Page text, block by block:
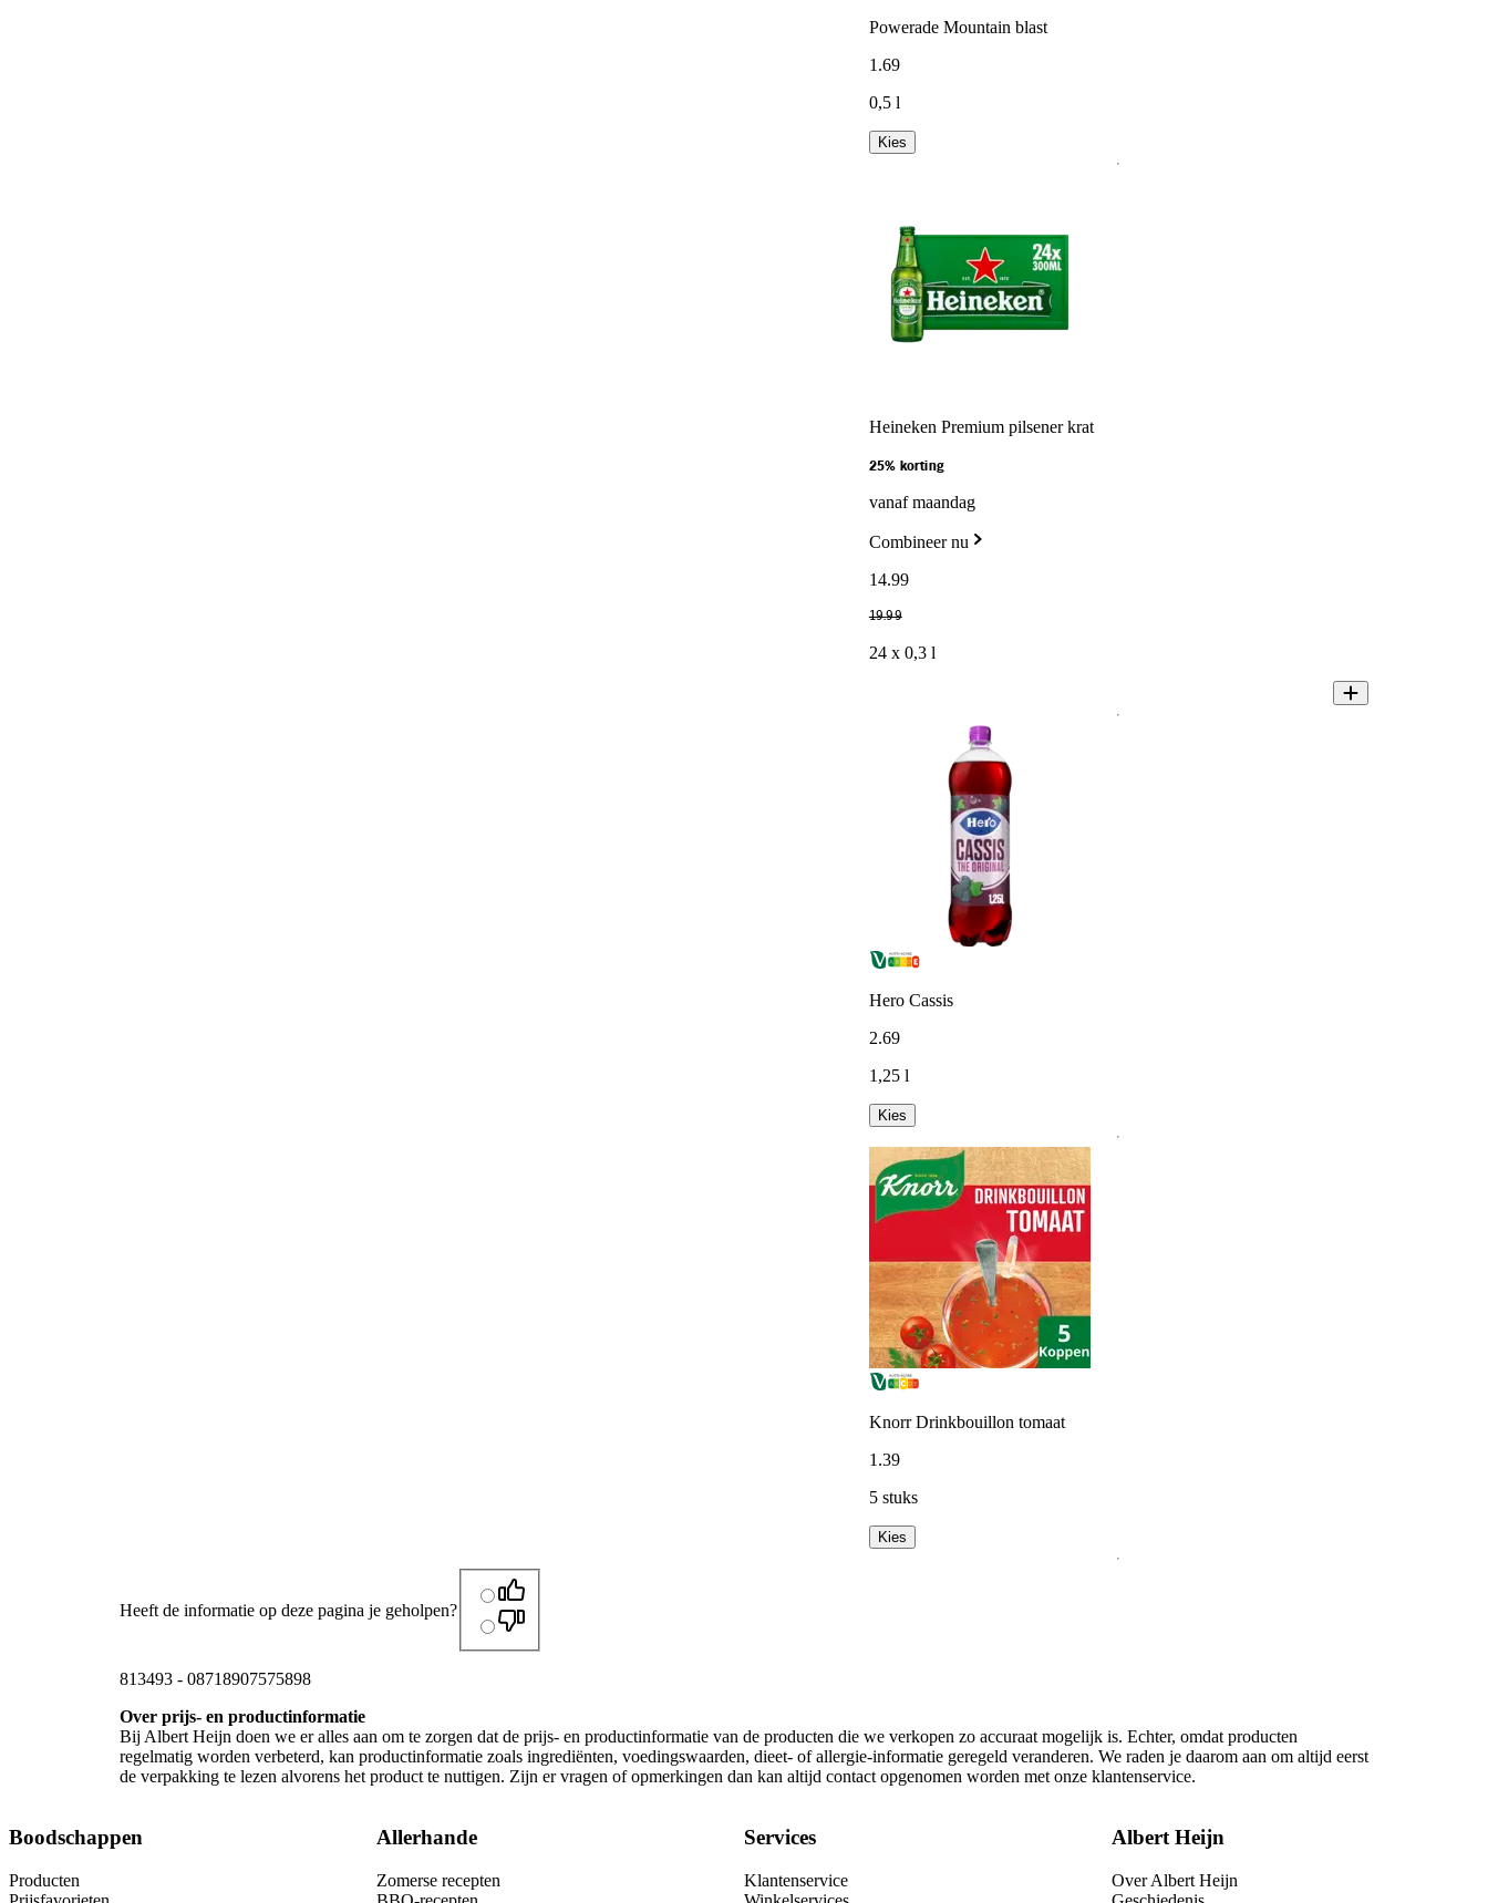
Powerade Mountain blast
1 .69
0,5 l
Kies
Heineken Premium pilsener krat
25% korting
vanaf maandag
Combineer nu
14.99
19.99
24 x 0,3 l
Hero Cassis
2.69
1,25 l
Kies
Knorr Drinkbouillon tomaat
1 .39
5 stuks
Kies
Heeft de informatie op deze pagina je geholpen?
813493 - 08718907575898
Over prijs- en productinformatie
Bij Albert Heijn doen we er alles aan om te zorgen dat de prijs- en productinformatie van de producten die we verkopen zo accuraat mogelijk is. Echter, omdat producten
regelmatig worden verbeterd, kan productinformatie zoals ingrediënten, voedingswaarden, dieet- of allergie-informatie geregeld veranderen. We raden je daarom aan om altijd eerst
de verpakking te lezen alvorens het product te nuttigen. Zijn er vragen of opmerkingen dan kan altijd contact opgenomen worden met onze klantenservice.
Boodschappen
Producten
Allerhande
Zomerse recepten
Services
Klantenservice
Albert Heijn
Over Albert Heijn